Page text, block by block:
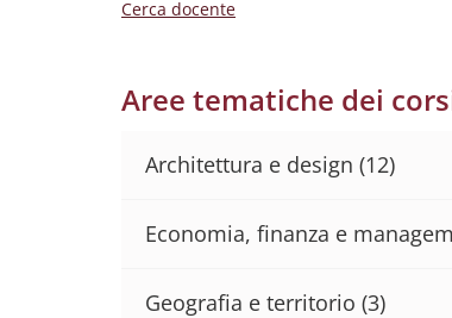
Cerca docente
Aree tematiche dei
Architettura e design (12)
Economia, finanza e
Geografia e territorio (3)